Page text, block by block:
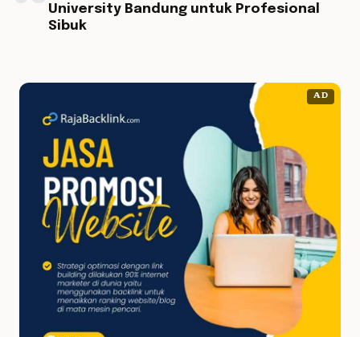
University Bandung untuk Profesional
Sibuk
AD